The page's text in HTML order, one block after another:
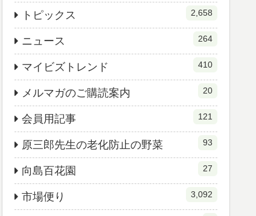
トピックス 2,658
ニュース 264
マイビズトレンド 410
メルマガのご購読案内 20
会員用記事 121
原三郎先生の老化防止の野菜 93
向島百花園 27
市場便り 3,092